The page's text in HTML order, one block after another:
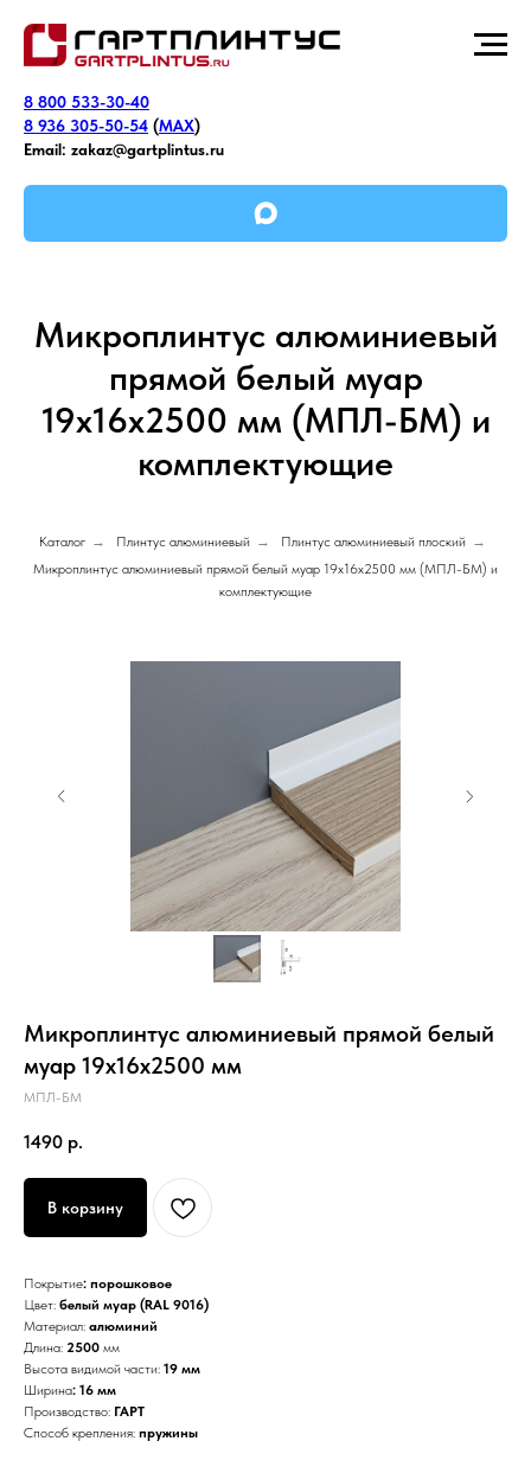
8 800 533-30-40
8 936 305-50-54 (MAX)
Email: zakaz@gartplintus.ru
Микроплинтус алюминиевый
прямой белый муар
19х16х2500 мм (МПЛ-БМ) и
комплектующие
Каталог → Плинтус алюминиевый → Плинтус алюминиевый плоский →
Микроплинтус алюминиевый прямой белый муар 19х16х2500 мм (МПЛ-БМ) и
комплектующие
Микроплинтус алюминиевый прямой белый
муар 19х16х2500 мм
МПЛ-БМ
1490 р.
В корзину
Покрытие: порошковое
Цвет: белый муар (RAL 9016)
Материал: алюминий
Длина: 2500 мм
Высота видимой части: 19 мм
Ширина: 16 мм
Производство: ГАРТ
Способ крепления: пружины